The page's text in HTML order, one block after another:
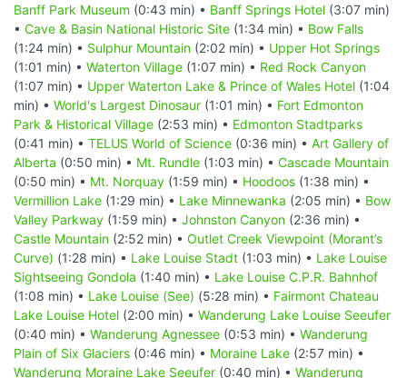
Banff Park Museum (0:43 min) • Banff Springs Hotel (3:07 min)
• Cave & Basin National Historic Site (1:34 min) • Bow Falls
(1:24 min) • Sulphur Mountain (2:02 min) • Upper Hot Springs
(1:01 min) • Waterton Village (1:07 min) • Red Rock Canyon
(1:07 min) • Upper Waterton Lake & Prince of Wales Hotel (1:04
min) • World's Largest Dinosaur (1:01 min) • Fort Edmonton
Park & Historical Village (2:53 min) • Edmonton Stadtparks
(0:41 min) • TELUS World of Science (0:36 min) • Art Gallery of
Alberta (0:50 min) • Mt. Rundle (1:03 min) • Cascade Mountain
(0:50 min) • Mt. Norquay (1:59 min) • Hoodoos (1:38 min) •
Vermillion Lake (1:29 min) • Lake Minnewanka (2:05 min) • Bow
Valley Parkway (1:59 min) • Johnston Canyon (2:36 min) •
Castle Mountain (2:52 min) • Outlet Creek Viewpoint (Morant’s
Curve) (1:28 min) • Lake Louise Stadt (1:03 min) • Lake Louise
Sightseeing Gondola (1:40 min) • Lake Louise C.P.R. Bahnhof
(1:08 min) • Lake Louise (See) (5:28 min) • Fairmont Chateau
Lake Louise Hotel (2:00 min) • Wanderung Lake Louise Seeufer
(0:40 min) • Wanderung Agnessee (0:53 min) • Wanderung
Plain of Six Glaciers (0:46 min) • Moraine Lake (2:57 min) •
Wanderung Moraine Lake Seeufer (0:40 min) • Wanderung